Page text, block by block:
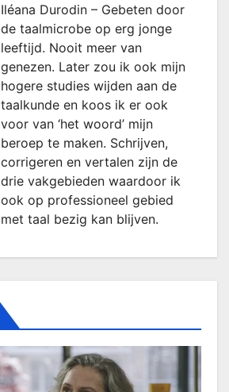
Iléana Durodin – Gebeten door
de taalmicrobe op erg jonge
leeftijd. Nooit meer van
genezen. Later zou ik ook mijn
hogere studies wijden aan de
taalkunde en koos ik er ook
voor van ‘het woord’ mijn
beroep te maken. Schrijven,
corrigeren en vertalen zijn de
drie vakgebieden waardoor ik
ook op professioneel gebied
met taal bezig kan blijven.